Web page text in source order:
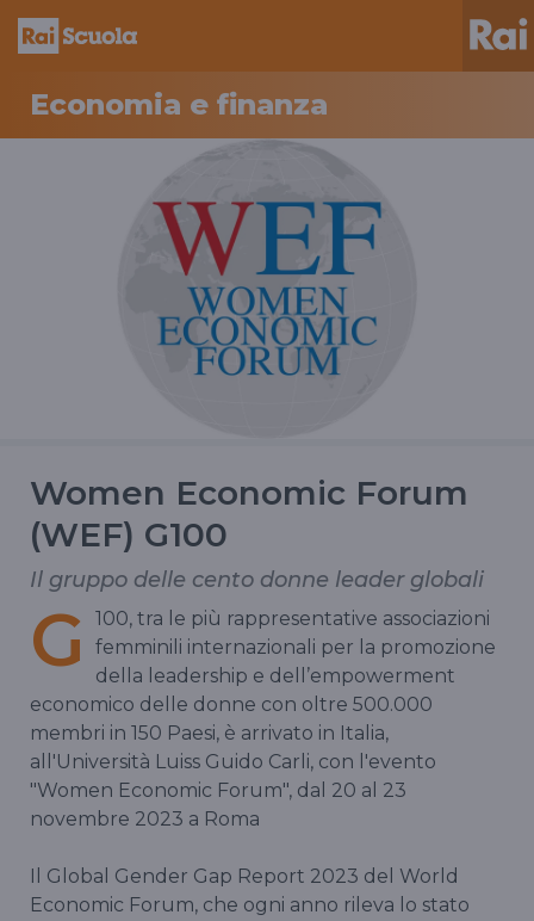
Economia e finanza
Women Economic Forum
(WEF) G100
Il gruppo delle cento donne leader globali
G
100, tra le più rappresentative associazioni
femminili internazionali per la promozione
della leadership e dell’empowerment
economico delle donne con oltre 500.000
membri in 150 Paesi, è arrivato in Italia,
all'Università Luiss Guido Carli, con l'evento
"Women Economic Forum", dal 20 al 23
novembre 2023 a Roma
Il Global Gender Gap Report 2023 del World
Economic Forum, che ogni anno rileva lo stato